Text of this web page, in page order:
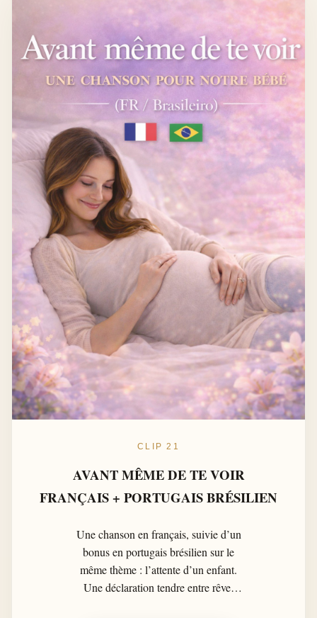
CLIP 21
AVANT MÊME DE TE VOIR
FRANÇAIS + PORTUGAIS BRÉSILIEN
Une chanson en français, suivie d’un
bonus en portugais brésilien sur le
même thème : l’attente d’un enfant.
Une déclaration tendre entre rêve,